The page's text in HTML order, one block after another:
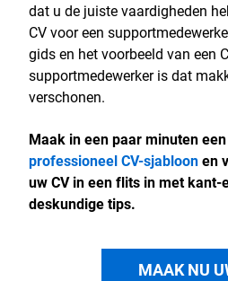
dat u de juiste vaardigheden
CV voor een
gids en het voorbeeld van een
supportmedewerker is dat
verschonen.
Maak in een paar minuten
professioneel CV-sjabloonen
uw CV in een flits in met
deskundige tips.
MAAK NU